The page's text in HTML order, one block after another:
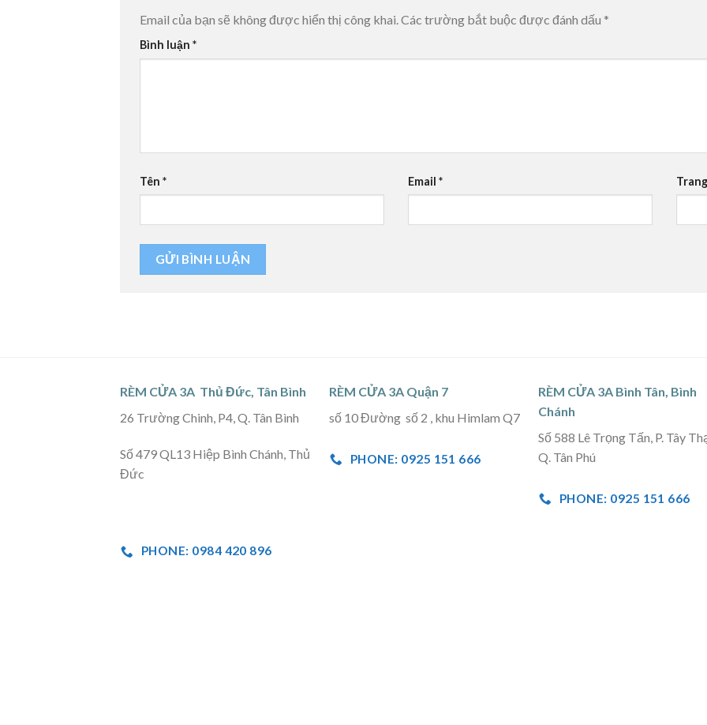
Email của bạn sẽ không được hiển thị công khai.Các trường bắt buộc được đánh dấu *
Bình luận *
Tên * Email *
RÈM CỬA 3A Thủ Đức, Tân Bình
26 Trường Chinh, P4, Q. Tân Bình
Số 479 QL13 Hiệp Bình Chánh, Thủ
Đức
PHONE: 0984 420 896
RÈM CỬA 3A Quận 7
số 10 Đường số 2 , khu Himlam Q7
PHONE: 0925 151 666
RÈM CỬA 3A Bình Tân, Bình
Chánh
Số 588 Lê Trọng Tấn, P. Tây
Q. Tân Phú
PHONE: 0925 151 666